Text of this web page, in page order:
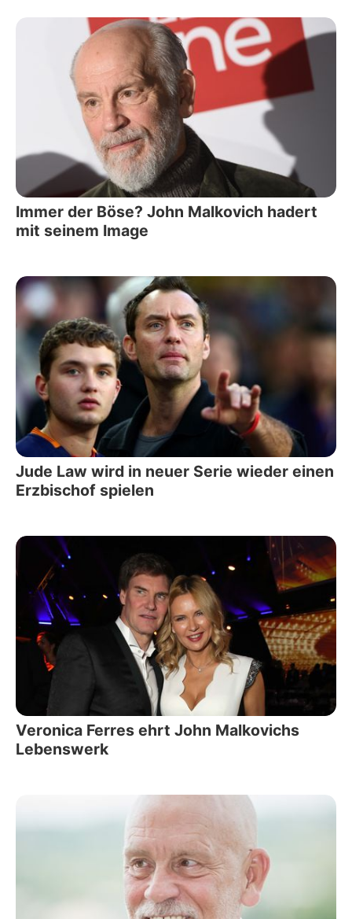
Immer der Böse? John Malkovich hadert
mit seinem Image
Jude Law wird in neuer Serie wieder einen
Erzbischof spielen
Veronica Ferres ehrt John Malkovichs
Lebenswerk